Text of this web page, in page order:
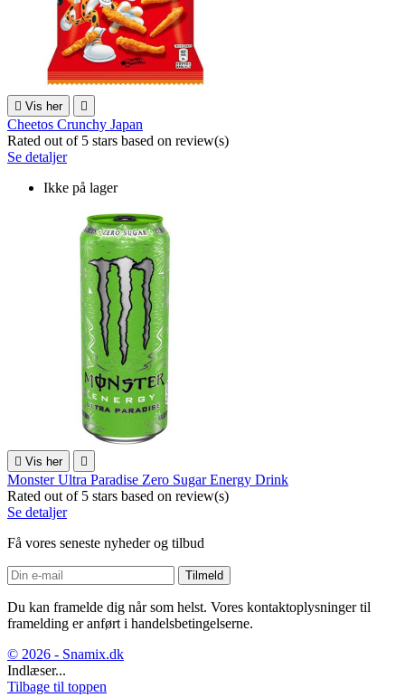
 Vis her 
Cheetos Crunchy Japan
Rated out of 5 stars based on review(s)
Se detaljer
Ikke på lager
 Vis her 
Monster Ultra Paradise Zero Sugar Energy Drink
Rated out of 5 stars based on review(s)
Se detaljer
Få vores seneste nyheder og tilbud
Du kan framelde dig når som helst. Vores kontaktoplysninger til
framelding er anført i handelsbetingelserne.
© 2026 - Snamix.dk
Indlæser...
Tilbage til toppen